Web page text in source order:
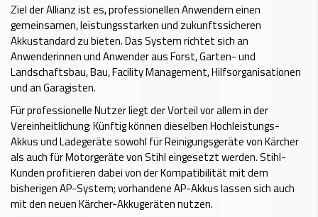
Ziel der Allianz ist es, professionellen Anwendern einen
gemeinsamen, leistungsstarken und zukunftssicheren
Akkustandard zu bieten. Das System richtet sich an
Anwenderinnen und Anwender aus Forst, Garten- und
Landschaftsbau, Bau, Facility Management, Hilfsorganisationen
und an Garagisten.
Für professionelle Nutzer liegt der Vorteil vor allem in der
Vereinheitlichung: Künftig können dieselben Hochleistungs-
Akkus und Ladegeräte sowohl für Reinigungsgeräte von Kärcher
als auch für Motorgeräte von Stihl eingesetzt werden. Stihl-
Kunden profitieren dabei von der Kompatibilität mit dem
bisherigen AP-System; vorhandene AP-Akkus lassen sich auch
mit den neuen Kärcher-Akkugeräten nutzen.